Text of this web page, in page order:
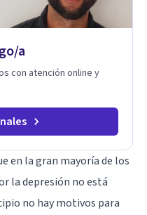
a
con atención online y
en la gran mayoría de los
la depresión no está
no hay motivos para